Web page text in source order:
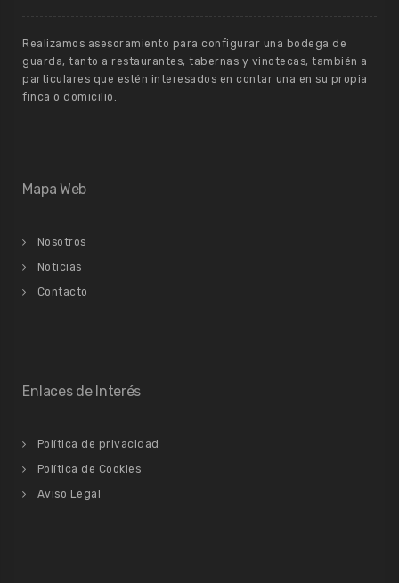
Realizamos asesoramiento para configurar una bodega de
guarda, tanto a restaurantes, tabernas y vinotecas, también a
particulares que estén interesados en contar una en su propia
finca o domicilio.
Mapa Web
Nosotros
Noticias
Contacto
Enlaces de Interés
Política de privacidad
Política de Cookies
Aviso Legal